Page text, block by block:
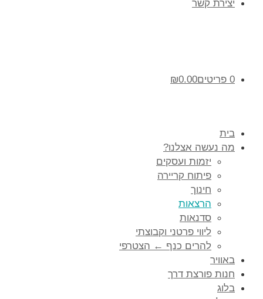
יצירת קשר
0 פריטים ₪0.00
בית
מה נעשה אצלנו?
יזמות ועסקים
פיתוח קריירה
חינוך
הרצאות
סדנאות
ליווי פרטני וקבוצתי
להרים כנף ← הצטרפי
באוויר
חנות פורצת דרך
בלוג